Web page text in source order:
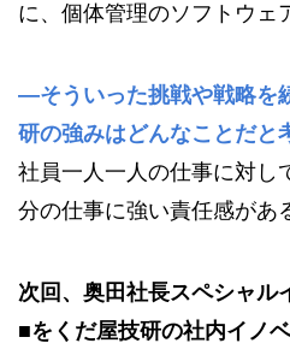
に、個体管理のソフトウェ
—そういった挑戦や戦略を
研の強みはどんなことだと
社員一人一人の仕事に対し
分の仕事に強い責任感があ
次回、奥田社長スペシャル
■をくだ屋技研の社内イノ